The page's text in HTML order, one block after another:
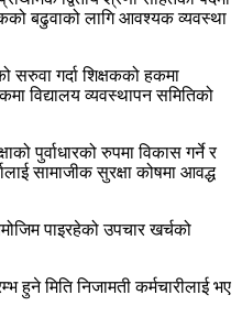
बढुवाको लागि आवश्यक व्यवस्था
सरुवा गर्दा शिक्षकको हकमा
विद्यालय व्यवस्थापन समितिको
पुर्वाधारको रुपमा विकास गर्ने र
सामाजीक सुरक्षा कोषमा आवद्ध
पाइरहेको उपचार खर्चको
हुने मिति निजामती कर्मचारीलाई भए